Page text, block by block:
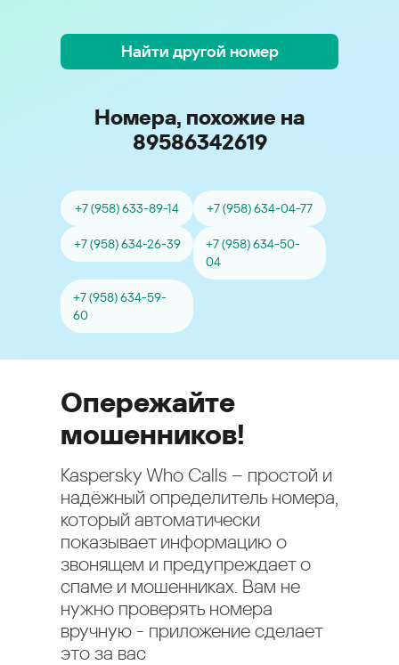
Найти другой номер
Номера, похожие на
89586342619
+7 (958) 633-89-14 +7 (958) 634-04-77
+7 (958) 634-26-39
+7 (958) 634-50-
04
+7 (958) 634-59-
60
Опережайте
мошенников!
Kaspersky Who Calls – простой и
надёжный определитель номера,
который автоматически
показывает информацию о
звонящем и предупреждает о
спаме и мошенниках. Вам не
нужно проверять номера
вручную - приложение сделает
это за вас